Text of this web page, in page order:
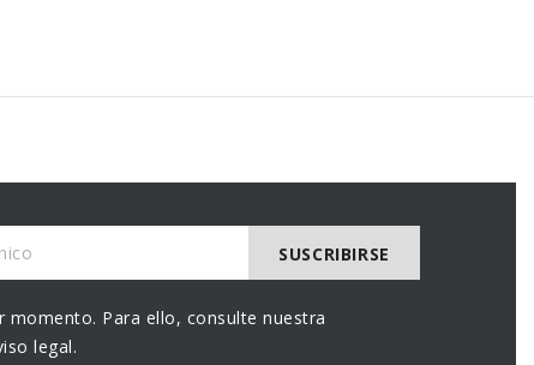
momento. Para ello, consulte nuestra
legal.